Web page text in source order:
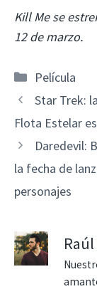
Kill Me se
12 de marzo.
Categorías
Película
Star Trek:
Flota Estelar
Daredevil:
la fecha de
personajes